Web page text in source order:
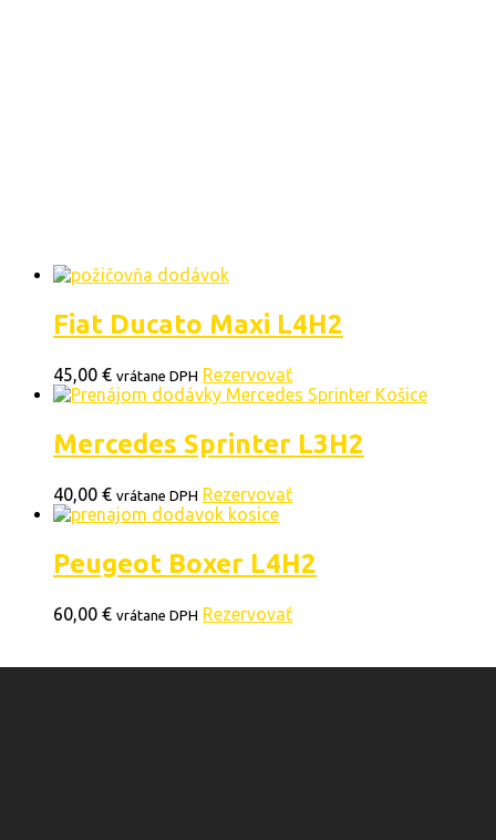
Fiat Ducato Maxi L4H2
45,00 € vrátane DPH Rezervovať
Mercedes Sprinter L3H2
40,00 € vrátane DPH Rezervovať
Peugeot Boxer L4H2
60,00 € vrátane DPH Rezervovať